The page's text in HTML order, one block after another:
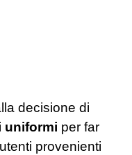
decisione di
uniformi per far
provenienti